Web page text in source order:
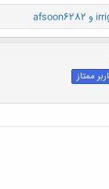
و afsoon6282
ممتاز